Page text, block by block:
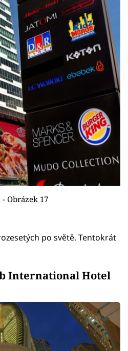
Obrázek 17
po světě. Tentokrát
International Hotel